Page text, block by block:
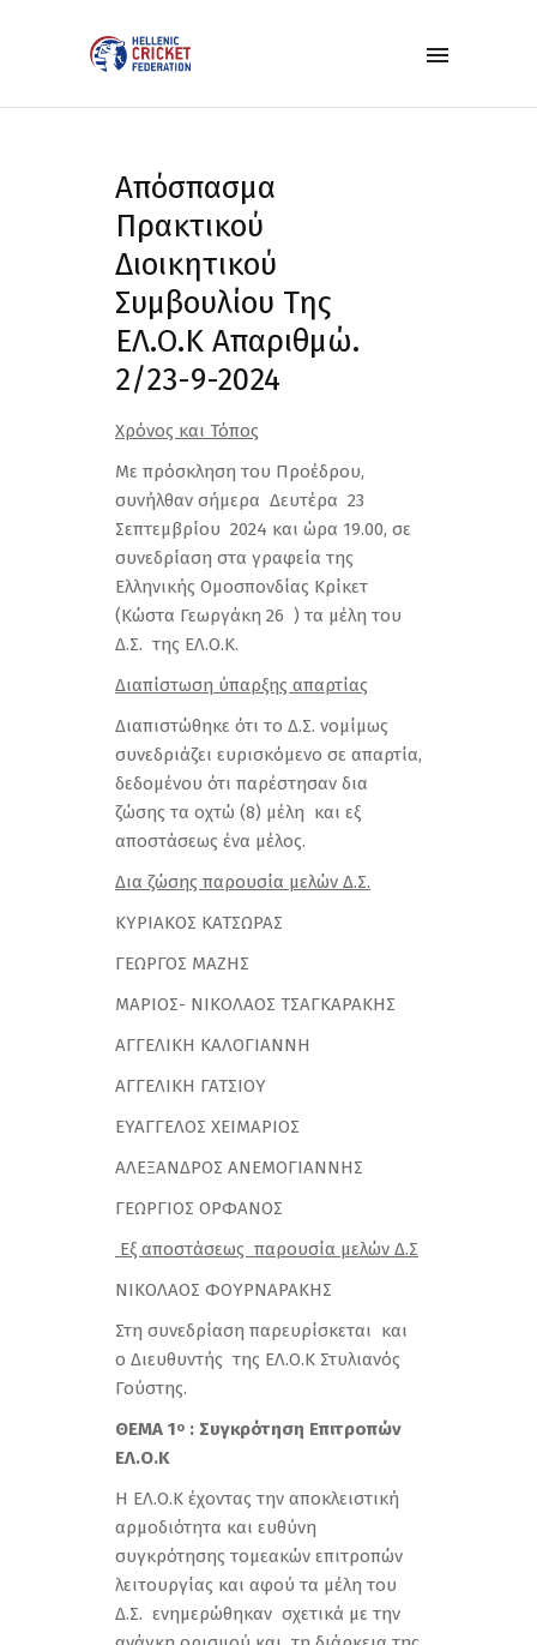
Απόσπασμα
Πρακτικού
Διοικητικού
Συμβουλίου Της
ΕΛ.Ο.Κ Απαριθμώ.
2/23-9-2024
Χρόνος και Τόπος
Με πρόσκληση του Προέδρου,
συνήλθαν σήμερα Δευτέρα 23
Σεπτεμβρίου 2024 και ώρα 19.00, σε
συνεδρίαση στα γραφεία της
Ελληνικής Ομοσπονδίας Κρίκετ
(Κώστα Γεωργάκη 26 ) τα μέλη του
Δ.Σ. της ΕΛ.Ο.Κ.
Διαπίστωση ύπαρξης απαρτίας
Διαπιστώθηκε ότι το Δ.Σ. νομίμως
συνεδριάζει ευρισκόμενο σε απαρτία,
δεδομένου ότι παρέστησαν δια
ζώσης τα οχτώ (8) μέλη και εξ
αποστάσεως ένα μέλος.
Δια ζώσης παρουσία μελών Δ.Σ.
ΚΥΡΙΑΚΟΣ ΚΑΤΣΩΡΑΣ
ΓΕΩΡΓΟΣ ΜΑΖΗΣ
ΜΑΡΙΟΣ- ΝΙΚΟΛΑΟΣ ΤΣΑΓΚΑΡΑΚΗΣ
ΑΓΓΕΛΙΚΗ ΚΑΛΟΓΙΑΝΝΗ
ΑΓΓΕΛΙΚΗ ΓΑΤΣΙΟΥ
ΕΥΑΓΓΕΛΟΣ ΧΕΙΜΑΡΙΟΣ
ΑΛΕΞΑΝΔΡΟΣ ΑΝΕΜΟΓΙΑΝΝΗΣ
ΓΕΩΡΓΙΟΣ ΟΡΦΑΝΟΣ
Εξ αποστάσεως παρουσία μελών Δ.Σ
NIKOΛΑΟΣ ΦΟΥΡΝΑΡΑΚΗΣ
Στη συνεδρίαση παρευρίσκεται και
ο Διευθυντής της ΕΛ.Ο.Κ Στυλιανός
Γούστης.
ΘΕΜΑ 1ο : Συγκρότηση Επιτροπών
ΕΛ.Ο.Κ
Η ΕΛ.Ο.Κ έχοντας την αποκλειστική
αρμοδιότητα και ευθύνη
συγκρότησης τομεακών επιτροπών
λειτουργίας και αφού τα μέλη του
Δ.Σ. ενημερώθηκαν σχετικά με την